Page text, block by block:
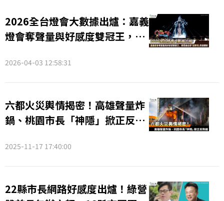
2026全台燈會大數據出爐：嘉義
燈會奪聲量與好感度雙冠王，民
2026-04-03 12:58:31
六都火災輿情揭密！高雄聲量炸
鍋、桃園市長「神隱」掀正反熱
2025-11-17 17:40:00
22縣市長網路好感度出爐！綠營